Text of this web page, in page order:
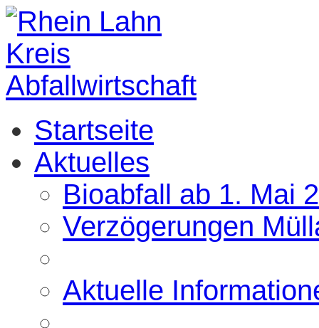
Startseite
Aktuelles
Bioabfall ab 1. Mai
Verzögerungen
Aktuelle